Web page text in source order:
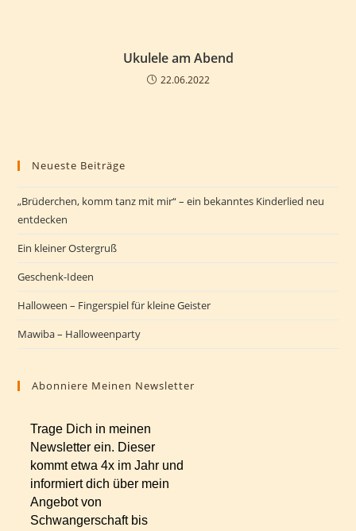
Ukulele am Abend
22.06.2022
Neueste Beiträge
„Brüderchen, komm tanz mit mir“ – ein bekanntes Kinderlied neu
entdecken
Ein kleiner Ostergruß
Geschenk-Ideen
Halloween – Fingerspiel für kleine Geister
Mawiba – Halloweenparty
Abonniere Meinen Newsletter
Trage Dich in meinen
Newsletter ein. Dieser
kommt etwa 4x im Jahr und
informiert dich über mein
Angebot von
Schwangerschaft bis